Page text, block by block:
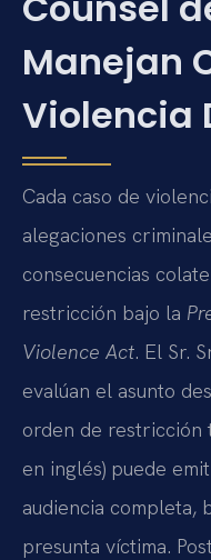
Manejan
Violencia
Cada caso de
alegaciones
consecuencias
restricción bajo la
Violence Act. El Sr.
evalúan el asunto
orden de restricción
en inglés) puede
audiencia completa,
presunta víctima.